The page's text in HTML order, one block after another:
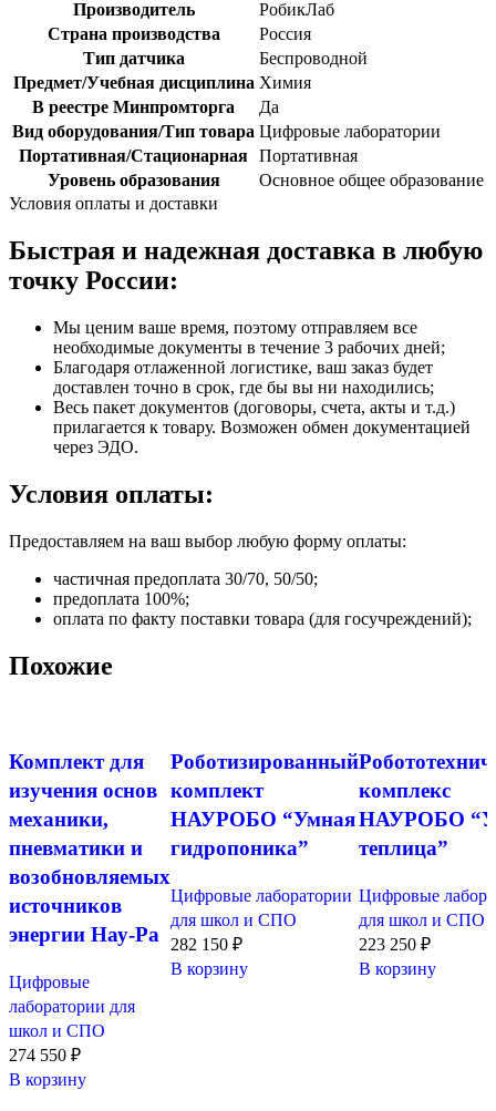
Производитель
РобикЛаб
Страна производства
Россия
Тип датчика
Беспроводной
Предмет/Учебная дисциплина Химия
В реестре Минпромторга
Да
Вид оборудования/Тип товара Цифровые лаборатории
Портативная/Стационарная Портативная
Уровень образования
Основное общее образование
Условия оплаты и доставки
Быстрая и надежная доставка в любую
точку России:
Мы ценим ваше время, поэтому отправляем все
необходимые документы в течение 3 рабочих дней;
Благодаря отлаженной логистике, ваш заказ будет
доставлен точно в срок, где бы вы ни находились;
Весь пакет документов (договоры, счета, акты и т.д.)
прилагается к товару. Возможен обмен документацией
через ЭДО.
Условия оплаты:
Предоставляем на ваш выбор любую форму оплаты:
частичная предоплата 30/70, 50/50;
предоплата 100%;
оплата по факту поставки товара (для госучреждений);
Похожие
Комплект для
изучения основ
механики,
пневматики и
возобновляемых
источников
энергии Нау-Ра
Цифровые
лаборатории для
школ и СПО
274 550 ₽
В корзину
Роботизированный
комплект
НАУРОБО “Умная
гидропоника”
Цифровые лаборатории
для школ и СПО
282 150 ₽
В корзину
комплекс
НАУРОБО
теплица”
Цифровые
для школ и СПО
223 250 ₽
В корзину